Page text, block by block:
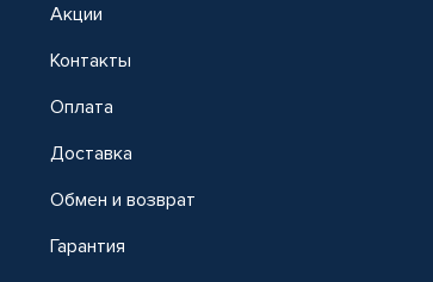
Акции
Контакты
Оплата
Доставка
Обмен и возврат
Гарантия